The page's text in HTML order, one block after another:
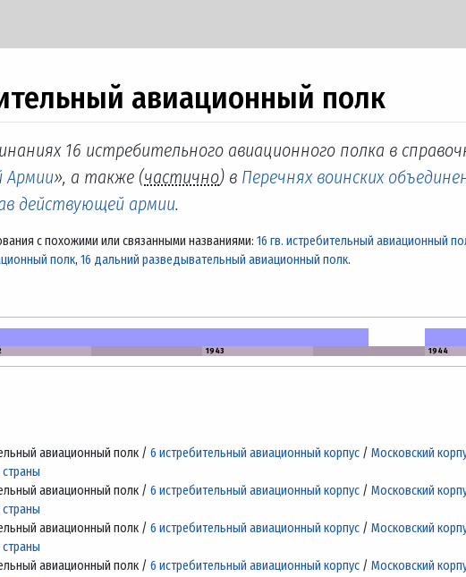
авиационный полк
16 истребительного авиационного полка в
Армии», а также (частично) в Перечнях воинских
действующей армии.
с похожими или связанными названиями: 16 гв. истребительный авиационный
полк, 16 дальний разведывательный авиационный полк.
1943 1944
авиационный полк /6 истребительный авиационный корпус /Московский
авиационный полк /6 истребительный авиационный корпус /Московский
авиационный полк /6 истребительный авиационный корпус /Московский
авиационный полк /6 истребительный авиационный корпус /Московский